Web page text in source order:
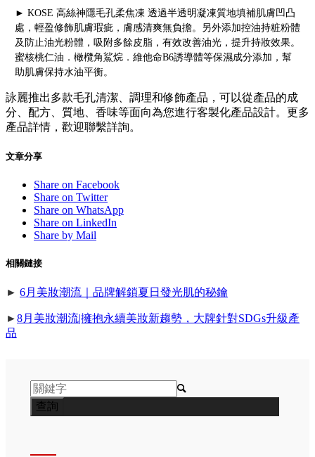
► KOSE 高絲神隱毛孔柔焦凍 透過半透明凝凍質地填補肌膚凹凸
處，輕盈修飾肌膚瑕疵，膚感清爽無負擔。另外添加控油持粧粉體
及防止油光粉體，吸附多餘皮脂，有效改善油光，提升持妝效果。
蜜核桃仁油．橄欖角鯊烷．維他命B6誘導體等保濕成分添加，幫
助肌膚保持水油平衡。
詠麗推出多款毛孔清潔、調理和修飾產品，可以從產品的成
分、配方、質地、香味等面向為您進行客製化產品設計。更多
產品詳情，歡迎聯繫詳詢。
文章分享
Share on Facebook
Share on Twitter
Share on WhatsApp
Share on LinkedIn
Share by Mail
相關鏈接
► 6月美妝潮流｜品牌解鎖夏日發光肌的秘鑰
►8月美妝潮流|擁抱永續美妝新趨勢，大牌針對SDGs升級產
品
